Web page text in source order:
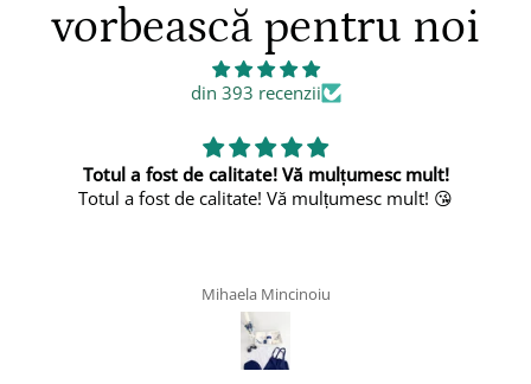
vorbească pentru noi
din 393 recenzii
calitate! Vă mulțumesc mult!
Vă mulțumesc mult! 😘